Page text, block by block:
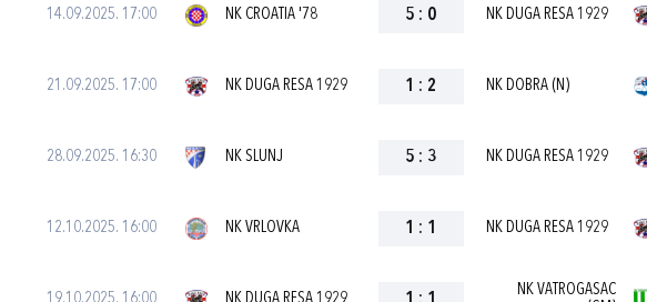
14.09.2025. 17:00 NK CROATIA '78 5 : 0 NK DUGA RESA 1929
21.09.2025. 17:00 NK DUGA RESA 1929 1 : 2 NK DOBRA (N)
28.09.2025. 16:30 NK SLUNJ 5 : 3 NK DUGA RESA 1929
12.10.2025. 16:00 NK VRLOVKA 1 : 1 NK DUGA RESA 1929
NK VATROGASAC